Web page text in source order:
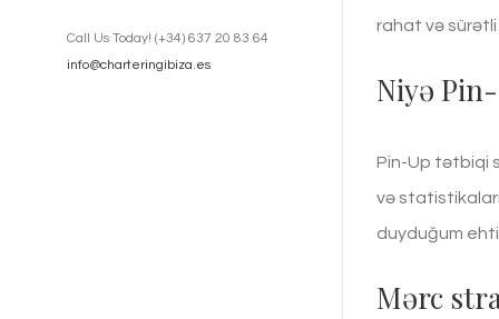
Call Us Today! (+34) 637 20 83 64
info@charteringibiza.es
rahat və
Niyə
Pin-Up tətbiqi
və
duyduğum
Mərc